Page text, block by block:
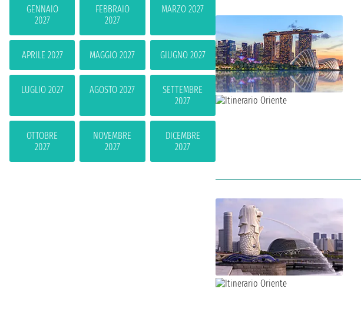
GENNAIO
2027
FEBBRAIO
2027
MARZO 2027
APRILE 2027 MAGGIO 2027 GIUGNO 2027
LUGLIO 2027 AGOSTO 2027
SETTEMBRE
2027
OTTOBRE
2027
NOVEMBRE
2027
DICEMBRE
2027